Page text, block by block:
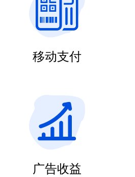
移动支付
广告收益